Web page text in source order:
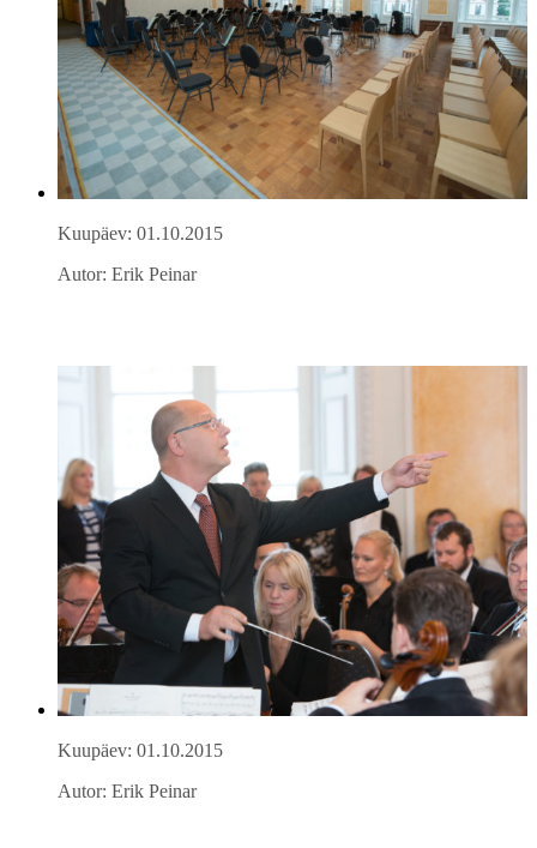
Kuupäev: 01.10.2015
Autor: Erik Peinar
Kuupäev: 01.10.2015
Autor: Erik Peinar